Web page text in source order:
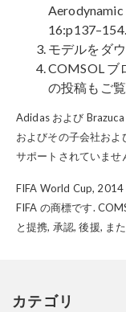
16:p137–154.
モデルをダ
COMSOL ブ
の投稿もご
Adidas および
およびその子会社およ
サポートされていませ
FIFA World Cup,
FIFA の商標です.
と提携, 承認, 後援, ま
カテゴリ